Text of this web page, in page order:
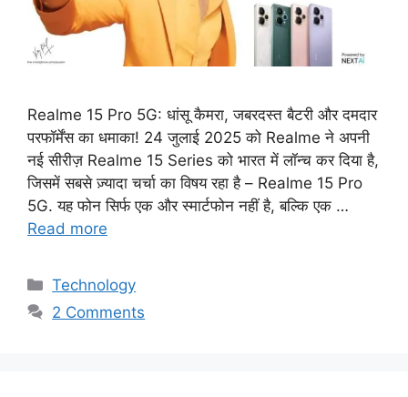
Realme 15 Pro 5G: धांसू कैमरा, जबरदस्त बैटरी और दमदार
परफॉर्मेंस का धमाका! 24 जुलाई 2025 को Realme ने अपनी
नई सीरीज़ Realme 15 Series को भारत में लॉन्च कर दिया है,
जिसमें सबसे ज़्यादा चर्चा का विषय रहा है – Realme 15 Pro
5G. यह फोन सिर्फ एक और स्मार्टफोन नहीं है, बल्कि एक …
Read more
Categories
Technology
2 Comments